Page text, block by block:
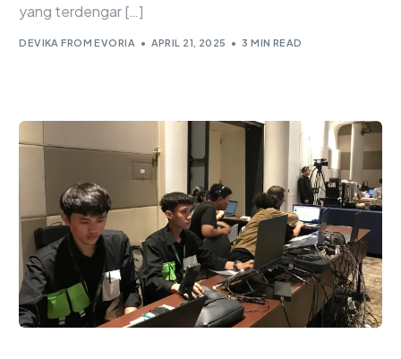
yang terdengar […]
DEVIKA FROM EVORIA APRIL 21, 2025 3 MIN READ